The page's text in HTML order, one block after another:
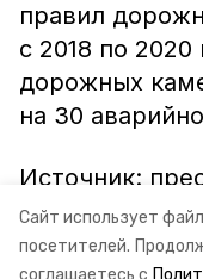
Сайт использует
посетителей.
соглашаетесь с
правил
с 2018 по 2020
дорожных
на 30
Источник:
энергетики,